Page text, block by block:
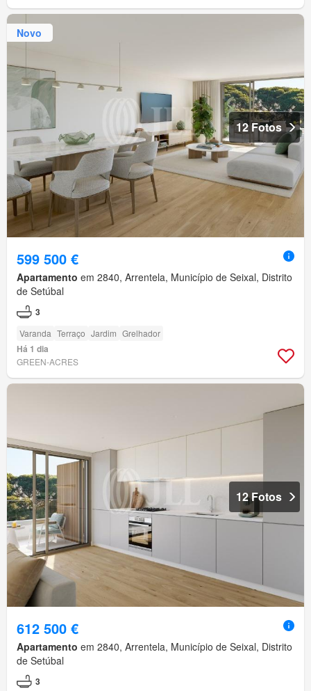
Novo
12 Fotos
599 500 €
Apartamento em 2840, Arrentela, Município de Seixal, Distrito
de Setúbal
3
Varanda Terraço Jardim Grelhador
Há 1 dia
GREEN-ACRES
12 Fotos
612 500 €
Apartamento em 2840, Arrentela, Município de Seixal, Distrito
de Setúbal
3